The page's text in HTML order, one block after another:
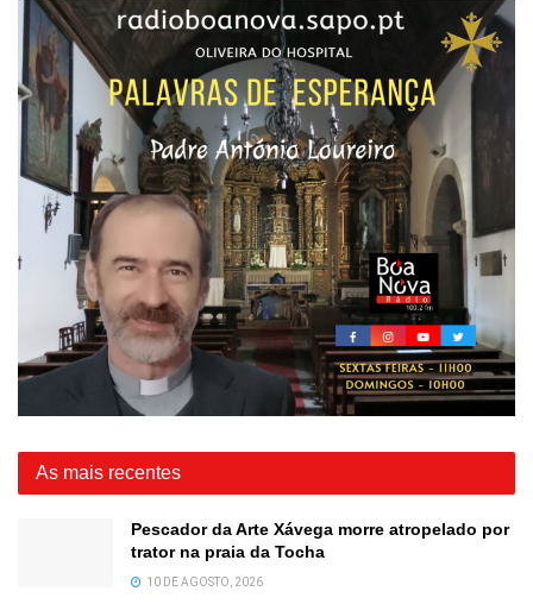
As mais recentes
Pescador da Arte Xávega morre atropelado por
trator na praia da Tocha
10 DE AGOSTO, 2026